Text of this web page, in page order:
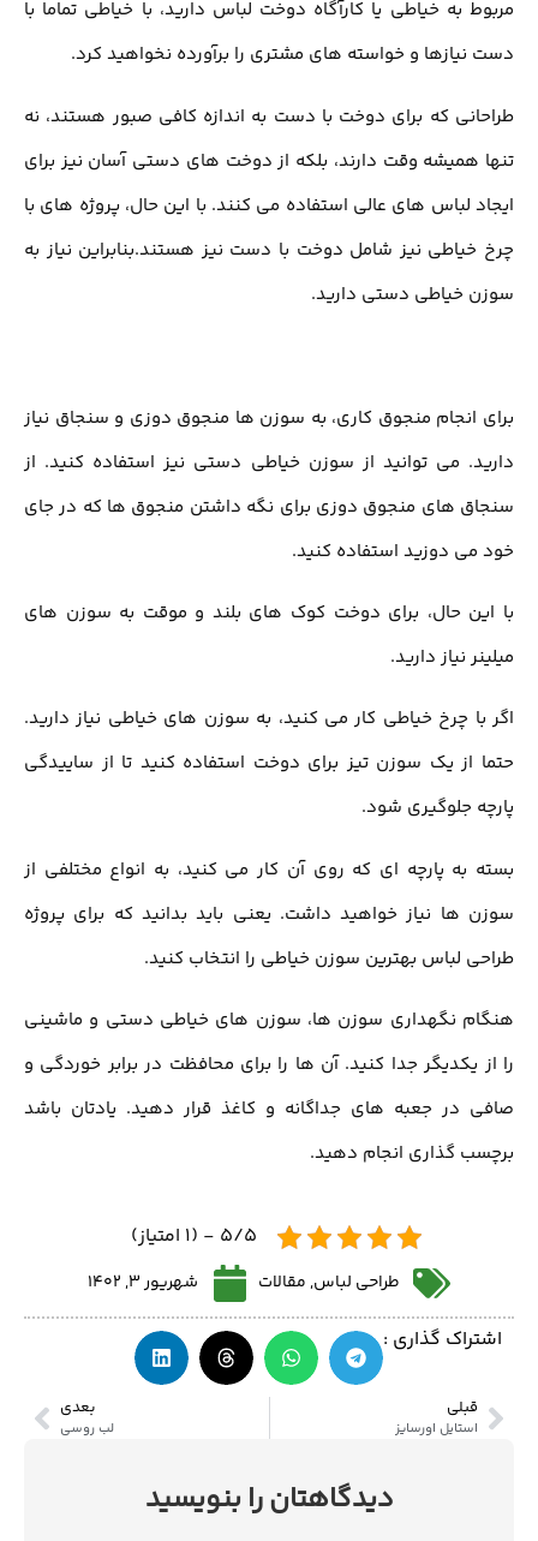
مربوط به خياطي يا كارآگاه دوخت لباس داريد، با خياطي تماما با
دست نیازها و خواسته های مشتری را برآورده نخواهيد كرد.
طراحانی که برای دوخت با دست به اندازه کافی صبور هستند، نه
تنها همیشه وقت دارند، بلکه از دوخت های دستی آسان نیز برای
ایجاد لباس های عالی استفاده می کنند. با این حال، پروژه های با
چرخ خیاطی نیز شامل دوخت با دست نيز هستند.بنابراین نیاز به
سوزن خیاطی دستی دارید.
براي انجام منجوق كاري، به سوزن‌ ها منجوق دوزي و سنجاق نیاز
دارید. می توانید از سوزن خیاطی دستی نیز استفاده کنید. از
سنجاق ‌های منجوق دوزي برای نگه داشتن منجوق ها که در جای
خود مي دوزيد استفاده کنید.
با این حال، برای دوخت كوك های بلند و موقت به سوزن های
ميلينر نیاز دارید.
اگر با چرخ خیاطی کار می کنید، به سوزن های خیاطی نیاز دارید.
حتما از یک سوزن تیز برای دوخت استفاده کنید تا از ساییدگی
پارچه جلوگیری شود.
بسته به پارچه ای که روی آن کار می کنید، به انواع مختلفی از
سوزن ها نیاز خواهید داشت. يعني باید بدانید که برای پروژه
طراحی لباس بهترین سوزن خیاطی را انتخاب کنید.
هنگام نگهداری سوزن ها، سوزن های خیاطی دستی و ماشینی
را از یکدیگر جدا کنید. آن ها را برای محافظت در برابر خوردگی و
صافی در جعبه های جداگانه و کاغذ قرار دهيد. يادتان باشد
برچسب گذاری انجام دهيد.
5/5 - (1 امتیاز)
طراحی لباس,مقالات شهریور 3, 1402
اشتراک گذاری :
قبلی
استایل اورسایز
بعدی
لب روسی
دیدگاهتان را بنویسید